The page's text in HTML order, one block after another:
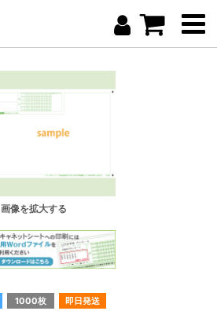
画像を拡大する
1000枚 即日発送